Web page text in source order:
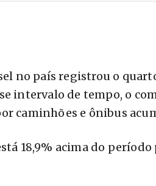
no país registrou o
intervalo de tempo, o
caminhões e ônibus
18,9% acima do